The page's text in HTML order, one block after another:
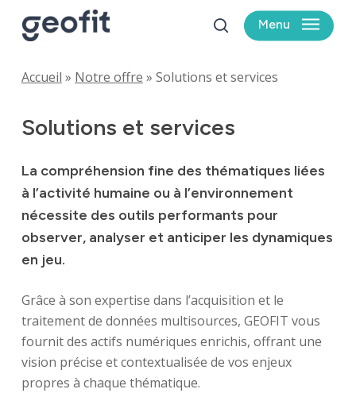
content
search
Menu
Accueil » Notre offre » Solutions et services
Solutions et services
La compréhension fine des thématiques liées
à l’activité humaine ou à l’environnement
nécessite des outils performants pour
observer, analyser et anticiper les dynamiques
en jeu.
Grâce à son expertise dans l’acquisition et le
traitement de données multisources, GEOFIT vous
fournit des actifs numériques enrichis, offrant une
vision précise et contextualisée de vos enjeux
propres à chaque thématique.